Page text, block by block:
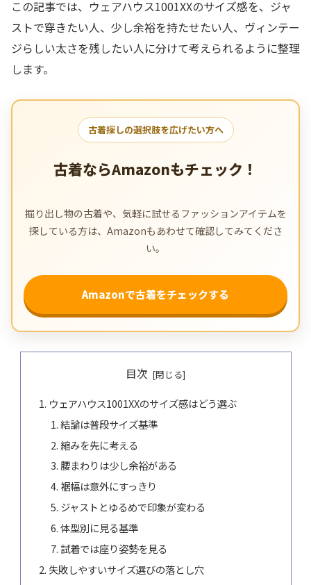
この記事では、ウェアハウス1001XXのサイズ感を、ジャ
ストで穿きたい人、少し余裕を持たせたい人、ヴィンテー
ジらしい太さを残したい人に分けて考えられるように整理
します。
古着探しの選択肢を広げたい方へ
古着ならAmazonもチェック！
掘り出し物の古着や、気軽に試せるファッションアイテムを
探している方は、Amazonもあわせて確認してみてくださ
い。
Amazonで古着をチェックする
目次
ウェアハウス1001XXのサイズ感はどう選ぶ
結論は普段サイズ基準
縮みを先に考える
腰まわりは少し余裕がある
裾幅は意外にすっきり
ジャストとゆるめで印象が変わる
体型別に見る基準
試着では座り姿勢を見る
失敗しやすいサイズ選びの落とし穴